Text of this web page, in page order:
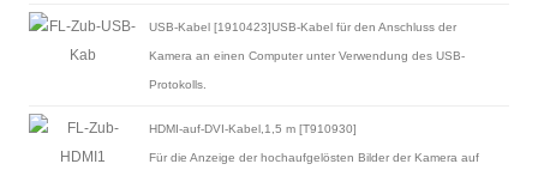
USB-Kabel [1910423]USB-Kabel für den Anschluss der
Kamera an einen Computer unter Verwendung des USB-
Protokolls.
HDMI-auf-DVI-Kabel,1,5 m [T910930]
Für die Anzeige der hochaufgelösten Bilder der Kamera auf